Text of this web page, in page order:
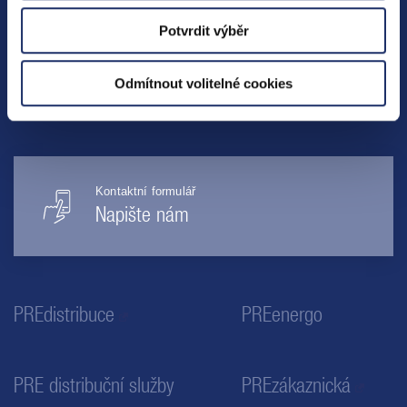
Potvrdit výběr
Odmítnout volitelné cookies
Kontaktní formulář
Napište nám
PREdistribuce PREenergo
PRE distribuční služby PREzákaznická